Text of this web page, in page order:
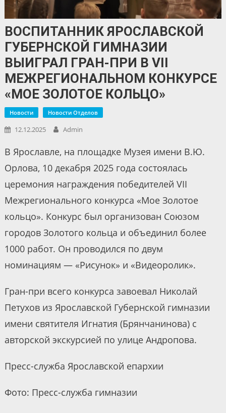
ВОСПИТАННИК ЯРОСЛАВСКОЙ
ГУБЕРНСКОЙ ГИМНАЗИИ
ВЫИГРАЛ ГРАН-ПРИ В VII
МЕЖРЕГИОНАЛЬНОМ КОНКУРСЕ
«МОЕ ЗОЛОТОЕ КОЛЬЦО»
Новости Новости Отделов
12.12.2025 Admin
В Ярославле, на площадке Музея имени В.Ю.
Орлова, 10 декабря 2025 года состоялась
церемония награждения победителей VII
Межрегионального конкурса «Мое Золотое
кольцо». Конкурс был организован Союзом
городов Золотого кольца и объединил более
1000 работ. Он проводился по двум
номинациям — «Рисунок» и «Видеоролик».
Гран-при всего конкурса завоевал Николай
Петухов из Ярославской Губернской гимназии
имени святителя Игнатия (Брянчанинова) с
авторской экскурсией по улице Андропова.
Пресс-служба Ярославской епархии
Фото: Пресс-служба гимназии